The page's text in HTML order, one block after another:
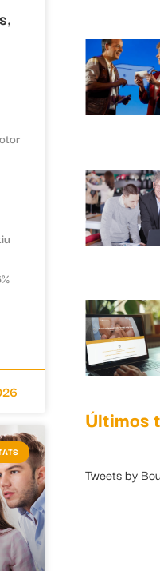
Últimos
Tweets by